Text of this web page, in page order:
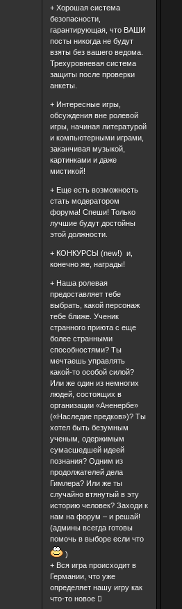
+ Хорошая система
безопасности,
гарантирующая, что ВАШИ
посты никогда не будут
взяты без вашего ведома.
Трехуровневая система
защиты после проверки
анкеты.
+ Интересные игры,
обсуждения вне ролевой
игры, начиная литературой
и компьютерными играми,
заканчивая музыкой,
картинками и даже
мистикой!
+ Еще есть возможность
стать модератором
форума! Спеши! Только
лучшие будут достойны
этой должности.
+ КОНКУРСЫ (new!) и,
конечно же, награды!
+ Наша ролевая
предоставляет тебе
выбрать, какой персонаж
тебе ближе. Ученик
странного приюта с еще
более странными
способностями? Ты
мечтаешь управлять
какой-то особой силой?
Или же один из немногих
людей, состоящих в
организации «Аненербе»
(«Наследие предков»)? Ты
хотел быть безумным
ученым, одержимым
сумасшедшей идеей
познания? Одним из
продолжателей дела
Гимлера? Или же ты
случайно втянутый в эту
историю человек? Заходи к
нам на форум – и решай!
(админы всегда готовы
помочь в выборе если что
)
+ Вся игра происходит в
Германии, что уже
определяет нашу игру как
что-то новое 